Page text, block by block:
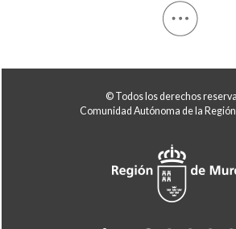
© Todos los derechos
Comunidad Autónoma de la